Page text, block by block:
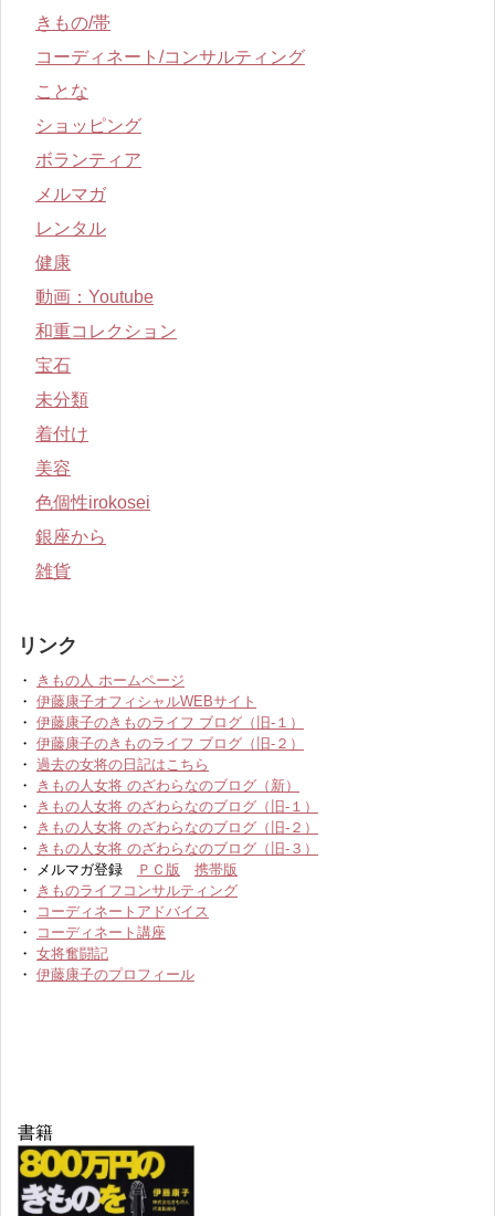
きもの/帯
コーディネート/コンサルティング
ことな
ショッピング
ボランティア
メルマガ
レンタル
健康
動画：Youtube
和重コレクション
宝石
未分類
着付け
美容
色個性irokosei
銀座から
雑貨
リンク
・
きもの人 ホームページ
・ 伊藤康子オフィシャルWEBサイト
・ 伊藤康子のきものライフ ブログ（旧-１）
・ 伊藤康子のきものライフ ブログ（旧-２）
・ 過去の女将の日記はこちら
・
きもの人女将 のざわらなのブログ（新）
・
きもの人女将 のざわらなのブログ（旧-１）
・
きもの人女将 のざわらなのブログ（旧-２）
・
きもの人女将 のざわらなのブログ（旧-３）
・ メルマガ登録
ＰＣ版
携帯版
・
きものライフコンサルティング
・
コーディネートアドバイス
・
コーディネート講座
・ 女将奮闘記
・ 伊藤康子のプロフィール
書籍